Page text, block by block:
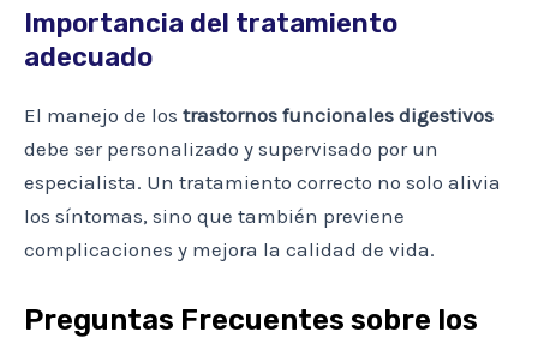
Importancia del tratamiento
adecuado
El manejo de los trastornos funcionales digestivos
debe ser personalizado y supervisado por un
especialista. Un tratamiento correcto no solo alivia
los síntomas, sino que también previene
complicaciones y mejora la calidad de vida.
Preguntas Frecuentes sobre los